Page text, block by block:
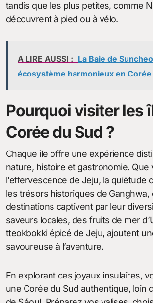
tandis que les plus petites, comme
découvrent à pied ou à vélo.
A LIRE AUSSI : La Baie de
écosystème harmonieux en Corée
Pourquoi visiter les
Corée du Sud ?
Chaque île offre une expérience
nature, histoire et gastronomie. Que
l’effervescence de Jeju, la quiétude
les trésors historiques de Ganghwa,
destinations captivent par leur
saveurs locales, des fruits de mer
tteokbokki épicé de Jeju, ajoutent
savoureuse à l’aventure.
En explorant ces joyaux insulaires,
une Corée du Sud authentique, loin